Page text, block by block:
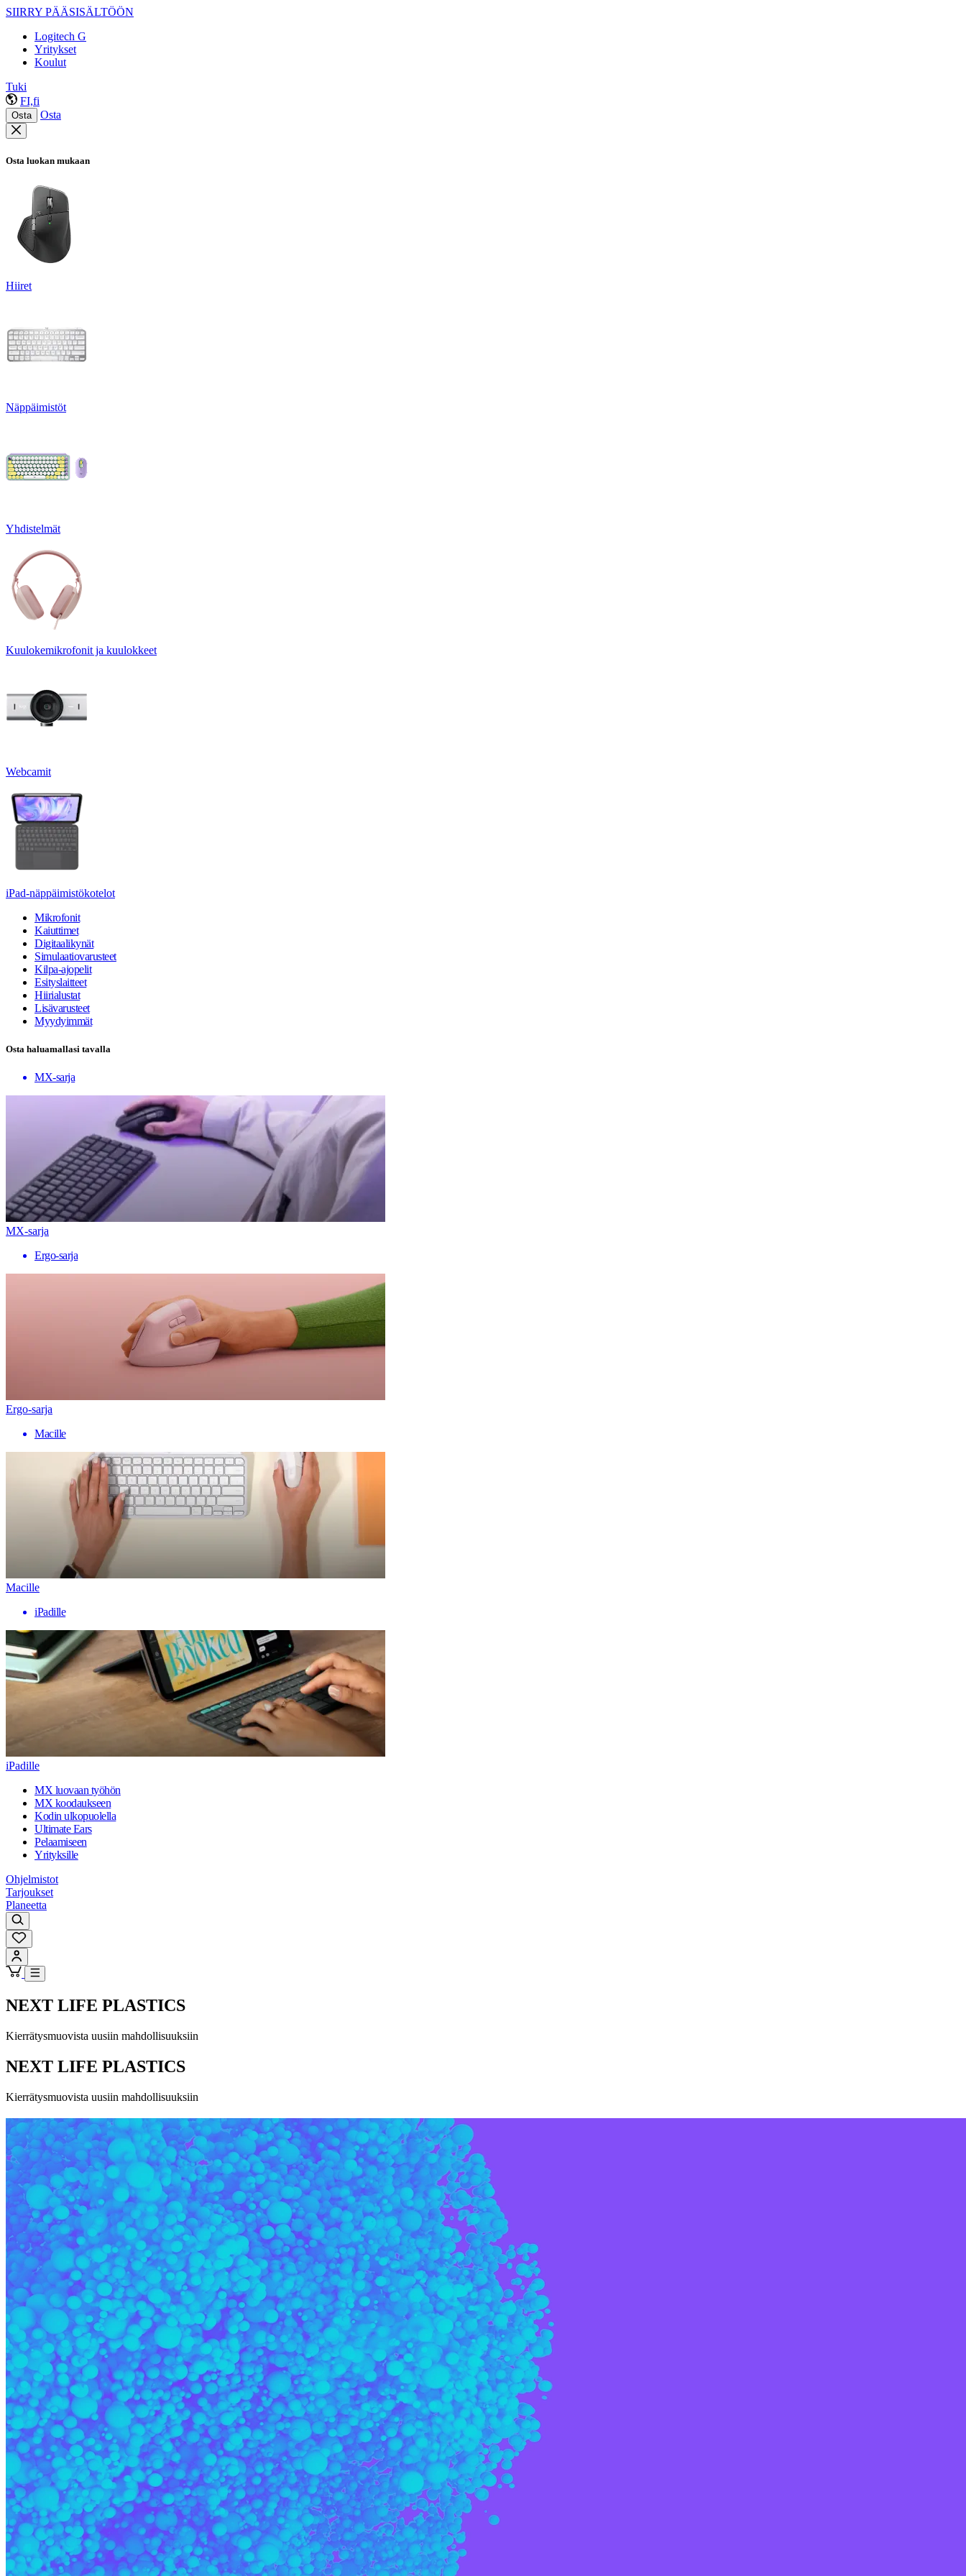
SIIRRY PÄÄSISÄLTÖÖN
Logitech G
Yritykset
Koulut
Tuki
FI,fi
Osta Osta
Osta luokan mukaan
Hiiret
Näppäimistöt
Yhdistelmät
Kuulokemikrofonit ja kuulokkeet
Webcamit
iPad-näppäimistökotelot
Mikrofonit
Kaiuttimet
Digitaalikynät
Simulaatiovarusteet
Kilpa-ajopelit
Esityslaitteet
Hiirialustat
Lisävarusteet
Myydyimmät
Osta haluamallasi tavalla
MX-sarja
MX-sarja
Ergo-sarja
Ergo-sarja
Macille
Macille
iPadille
iPadille
MX luovaan työhön
MX koodaukseen
Kodin ulkopuolella
Ultimate Ears
Pelaamiseen
Yrityksille
Ohjelmistot
Tarjoukset
Planeetta
NEXT LIFE PLASTICS
Kierrätysmuovista uusiin mahdollisuuksiin
NEXT LIFE PLASTICS
Kierrätysmuovista uusiin mahdollisuuksiin